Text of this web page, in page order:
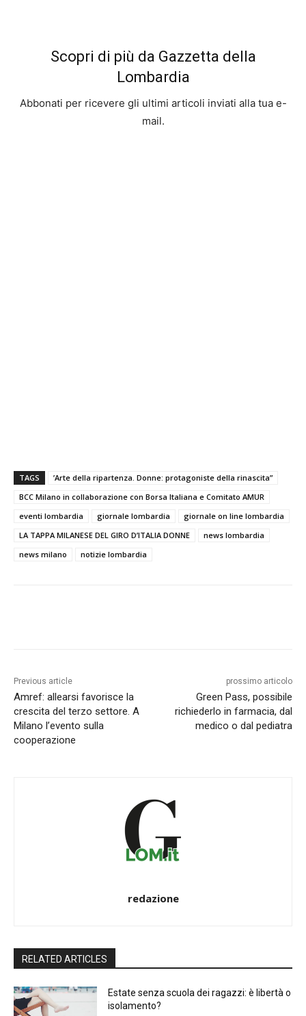
Scopri di più da Gazzetta della
Lombardia
Abbonati per ricevere gli ultimi articoli inviati alla tua e-
mail.
TAGS
’Arte della ripartenza. Donne: protagoniste della rinascita”
BCC Milano in collaborazione con Borsa Italiana e Comitato AMUR
eventi lombardia
giornale lombardia
giornale on line lombardia
LA TAPPA MILANESE DEL GIRO D’ITALIA DONNE
news lombardia
news milano
notizie lombardia
Previous article
Amref: allearsi favorisce la
crescita del terzo settore. A
Milano l’evento sulla
cooperazione
prossimo articolo
Green Pass, possibile
richiederlo in farmacia, dal
medico o dal pediatra
redazione
RELATED ARTICLES
Estate senza scuola dei ragazzi: è libertà o
isolamento?